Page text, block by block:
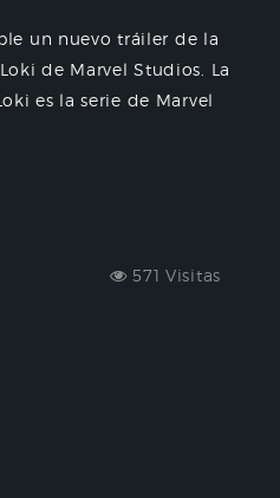
un nuevo tráiler de la
de Marvel Studios. La
es la serie de Marvel
571 Visitas